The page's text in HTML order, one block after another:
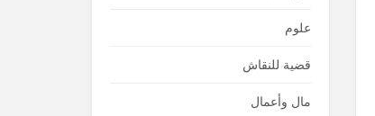
علوم
قضية للنقاش
مال وأعمال